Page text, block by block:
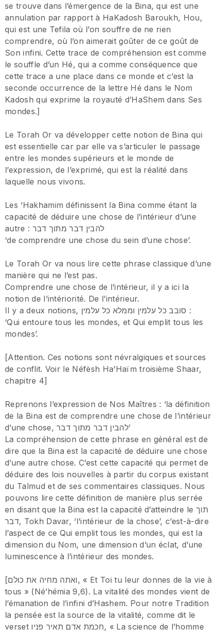
se trouve dans l’émergence de la Bina, qui est une
annulation par rapport à HaKadosh Baroukh, Hou,
qui est une Tefila où l’on souffre de ne rien
comprendre, où l’on aimerait goûter de ce goût de
Son infini. Cette trace de compréhension est comme
le souffle d’un Hé, qui a comme conséquence que
cette trace a une place dans ce monde et c’est la
seconde occurrence de la lettre Hé dans le Nom
Kadosh qui exprime la royauté d’HaShem dans Ses
mondes.]
Le Torah Or va développer cette notion de Bina qui
est essentielle car par elle va s’articuler le passage
entre les mondes supérieurs et le monde de
l’expression, de l’exprimé, qui est la réalité dans
laquelle nous vivons.
Les ‘Hakhamim définissent la Bina comme étant la
capacité de déduire une chose de l’intérieur d’une
autre : להבין דבר מתוך דבר
‘de comprendre une chose du sein d’une chose’.
Le Torah Or va nous lire cette phrase classique d’une
manière qui ne l’est pas.
Comprendre une chose de l’intérieur, il y a ici la
notion de l’intériorité. De l’intérieur.
Il y a deux notions, סובב כל עלמין וממלא כל עלמין :
‘Qui entoure tous les mondes, et Qui emplit tous les
mondes’.
[Attention. Ces notions sont névralgiques et sources
de conflit. Voir le Néfèsh Ha’Haïm troisième Shaar,
chapitre 4]
Reprenons l’expression de Nos Maîtres : ‘la définition
de la Bina est de comprendre une chose de l’intérieur
d’une chose, להבין דבר מתוך דבר’
La compréhension de cette phrase en général est de
dire que la Bina est la capacité de déduire une chose
d’une autre chose. C’est cette capacité qui permet de
déduire des lois nouvelles à partir du corpus existant
du Talmud et de ses commentaires classiques. Nous
pouvons lire cette définition de manière plus serrée
en disant que la Bina est la capacité d’atteindre le תוך
דבר, Tokh Davar, ‘l’intérieur de la chose’, c’est-à-dire
l’aspect de ce Qui emplit tous les mondes, qui est la
dimension du Nom, une dimension d’un éclat, d’une
luminescence à l’intérieur des mondes.
[ואתה מחיה את כולם, « Et Toi tu leur donnes de la vie à
tous » (Né’hémia 9,6). La vitalité des mondes vient de
l’émanation de l’infini d’Hashem. Pour notre Tradition
la pensée est la source de la vitalité, comme dit le
verset חכמת אדם תאיר פניו, « La science de l’homme